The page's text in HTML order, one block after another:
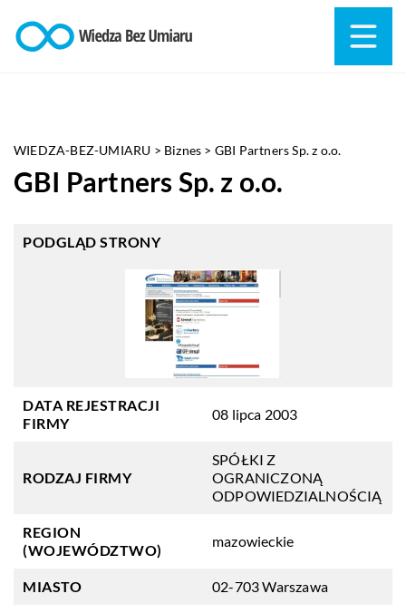
WIEDZA-BEZ-UMIARU > Biznes > GBI Partners Sp. z o.o.
GBI Partners Sp. z o.o.
PODGLĄD STRONY
DATA REJESTRACJI
FIRMY
08 lipca 2003
RODZAJ FIRMY
SPÓŁKI Z
OGRANICZONĄ
ODPOWIEDZIALNOŚCIĄ
REGION
(WOJEWÓDZTWO)
mazowieckie
MIASTO 02-703 Warszawa